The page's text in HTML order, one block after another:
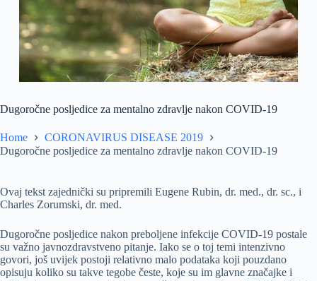
Dugoročne posljedice za mentalno zdravlje nakon COVID-19
Home
CORONAVIRUS DISEASE 2019
Dugoročne posljedice za mentalno zdravlje nakon COVID-19
Ovaj tekst zajednički su pripremili Eugene Rubin, dr. med., dr. sc., i
Charles Zorumski, dr. med.
Dugoročne posljedice nakon preboljene infekcije COVID-19 postale
su važno javnozdravstveno pitanje. Iako se o toj temi intenzivno
govori, još uvijek postoji relativno malo podataka koji pouzdano
opisuju koliko su takve tegobe česte, koje su im glavne značajke i